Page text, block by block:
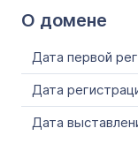
О домене
Дата первой
Дата
Дата